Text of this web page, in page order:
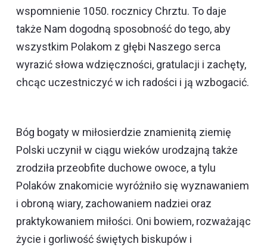
wspomnienie 1050. rocznicy Chrztu. To daje
także Nam dogodną sposobność do tego, aby
wszystkim Polakom z głębi Naszego serca
wyrazić słowa wdzięczności, gratulacji i zachęty,
chcąc uczestniczyć w ich radości i ją wzbogacić.
Bóg bogaty w miłosierdzie znamienitą ziemię
Polski uczynił w ciągu wieków urodzajną także
zrodziła przeobfite duchowe owoce, a tylu
Polaków znakomicie wyróżniło się wyznawaniem
i obroną wiary, zachowaniem nadziei oraz
praktykowaniem miłości. Oni bowiem, rozważając
życie i gorliwość świętych biskupów i